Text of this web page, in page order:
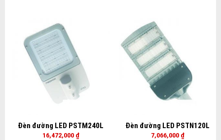
Đèn đường LED PSTM240L
16,472,000 ₫
Đèn đường LED PSTN120L
7,066,000 ₫